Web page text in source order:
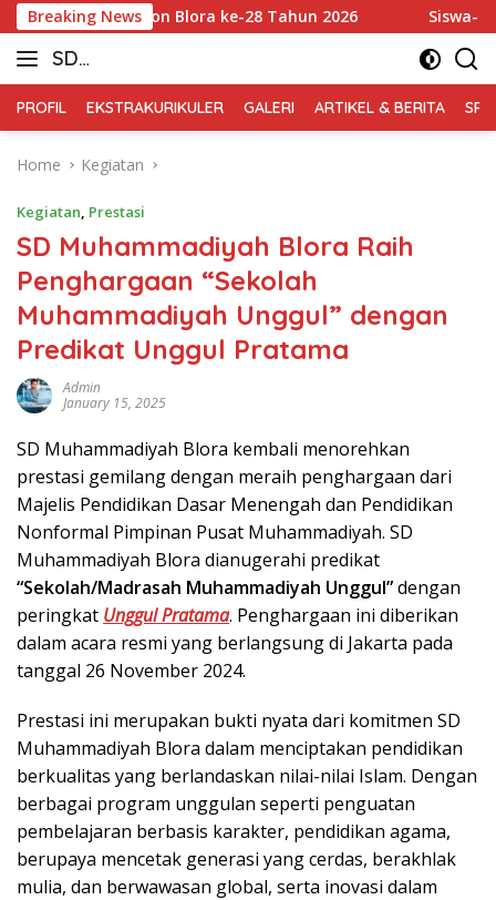
Skip
to
content
Breaking News
Badminton Blora ke-28 Tahun 2026 Siswa-Siswi
SD
Muhammadiyah
Blora
PROFIL EKSTRAKURIKULER GALERI ARTIKEL & BERITA
Home Kegiatan
Kegiatan, Prestasi
SD Muhammadiyah Blora Raih
Penghargaan “Sekolah
Muhammadiyah Unggul” dengan
Predikat Unggul Pratama
Admin
January 15, 2025
SD Muhammadiyah Blora kembali menorehkan
prestasi gemilang dengan meraih penghargaan dari
Majelis Pendidikan Dasar Menengah dan Pendidikan
Nonformal Pimpinan Pusat Muhammadiyah. SD
Muhammadiyah Blora dianugerahi predikat
“Sekolah/Madrasah Muhammadiyah Unggul”dengan
peringkat Unggul Pratama. Penghargaan ini diberikan
dalam acara resmi yang berlangsung di Jakarta pada
tanggal 26 November 2024.
Prestasi ini merupakan bukti nyata dari komitmen SD
Muhammadiyah Blora dalam menciptakan pendidikan
berkualitas yang berlandaskan nilai-nilai Islam. Dengan
berbagai program unggulan seperti penguatan
pembelajaran berbasis karakter, pendidikan agama,
berupaya mencetak generasi yang cerdas, berakhlak
mulia, dan berwawasan global, serta inovasi dalam